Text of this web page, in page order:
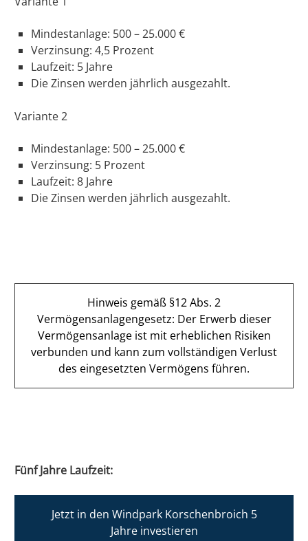
Mindestanlage: 500 – 25.000 €
Verzinsung: 4,5 Prozent
Laufzeit: 5 Jahre
Die Zinsen werden jährlich ausgezahlt.
Variante 2
Mindestanlage: 500 – 25.000 €
Verzinsung: 5 Prozent
Laufzeit: 8 Jahre
Die Zinsen werden jährlich ausgezahlt.
Hinweis gemäß §12 Abs. 2
Vermögensanlagengesetz:​ Der Erwerb dieser
Vermögensanlage ist mit erheblichen Risiken
verbunden und kann zum vollständigen Verlust
des eingesetzten Vermögens führen.​
Fünf Jahre Laufzeit:
Jetzt in den Windpark Korschenbroich 5
Jahre investieren